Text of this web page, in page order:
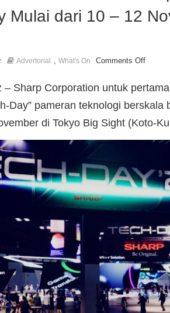
Mulai dari 10 – 12
Advertorial , What's On Comments Off
Sharp Corporation untuk
Day” pameran teknologi berskala
di Tokyo Big Sight (Koto-